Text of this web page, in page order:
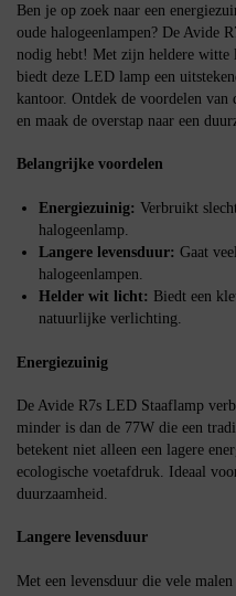
Ben je op zoek naar een
oude halogeenlampen? De Avide
nodig hebt! Met zijn heldere witte
biedt deze LED lamp een
kantoor. Ontdek de voordelen
en maak de overstap naar een
Belangrijke voordelen
Energiezuinig: Verbruikt
halogeenlamp.
Langere levensduur: Gaat
halogeenlampen.
Helder wit licht: Biedt een
natuurlijke verlichting.
Energiezuinig
De Avide R7s LED Staaflamp
minder is dan de 77W die een
betekent niet alleen een lagere
ecologische voetafdruk. Ideaal
duurzaamheid.
Langere levensduur
Met een levensduur die vele